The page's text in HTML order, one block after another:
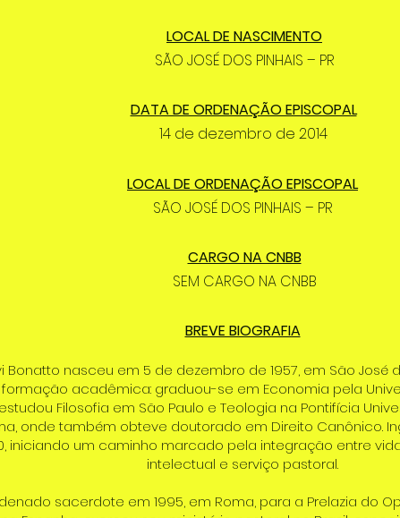
LOCAL DE NASCIMENTO
SÃO JOSÉ DOS PINHAIS – PR
DATA DE ORDENAÇÃO EPISCOPAL
14 de dezembro de 2014
LOCAL DE ORDENAÇÃO EPISCOPAL
SÃO JOSÉ DOS PINHAIS – PR
CARGO NA CNBB
SEM CARGO NA CNBB
BREVE BIOGRAFIA
Bonatto nasceu em 5 de dezembro de 1957, em São José
acadêmica: graduou-se em Economia pela
Filosofia em São Paulo e Teologia na Pontifícia
onde também obteve doutorado em Direito Canônico.
iniciando um caminho marcado pela integração entre
intelectual e serviço pastoral.
sacerdote em 1995, em Roma, para a Prelazia do